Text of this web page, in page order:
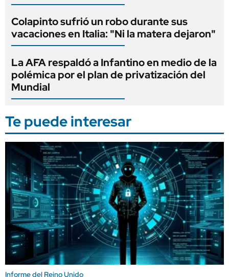
Colapinto sufrió un robo durante sus
vacaciones en Italia: "Ni la matera dejaron"
La AFA respaldó a Infantino en medio de la
polémica por el plan de privatización del
Mundial
Te puede interesar
Informe del Reino Unido